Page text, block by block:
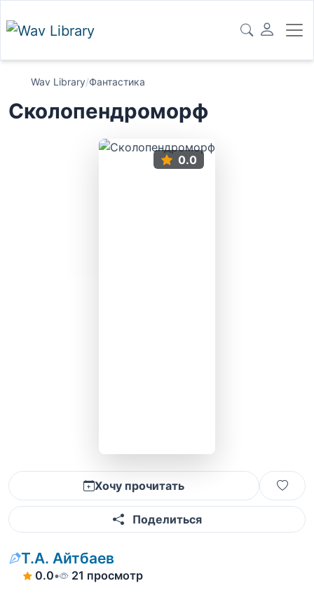
Wav Library/Фантастика
Сколопендроморф
0.0
Хочу прочитать
Поделиться
Т.А. Айтбаев
0.0• 21 просмотр